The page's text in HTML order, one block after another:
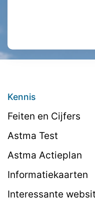
Kennis
Feiten en Cijfers
Astma Test
Astma Actieplan
Informatiekaarten
Interessante